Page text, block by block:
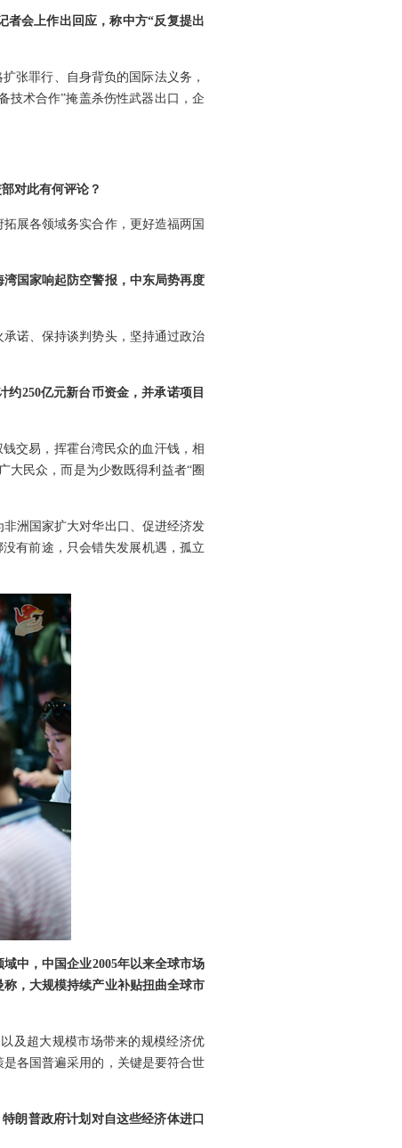
者会上作出回应，称中方“反复提出
张罪行、自身背负的国际法义务，
技术合作”掩盖杀伤性武器出口，企
对此有何评论？
展各领域务实合作，更好造福两国
国家响起防空警报，中东局势再度
诺、保持谈判势头，坚持通过政治
250亿元新台币资金，并承诺项目
交易，挥霍台湾民众的血汗钱，相
大民众，而是为少数既得利益者“圈
洲国家扩大对华出口、促进经济发
有前途，只会错失发展机遇，孤立
中，中国企业2005年以来全球市场
，大规模持续产业补贴扭曲全球市
及超大规模市场带来的规模经济优
各国普遍采用的，关键是要符合世
朗普政府计划对自这些经济体进口